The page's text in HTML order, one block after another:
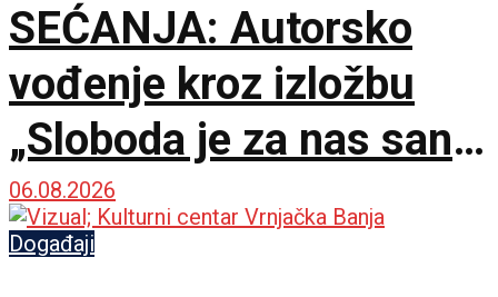
SEĆANJA: Autorsko
vođenje kroz izložbu
„Sloboda je za nas san“
u Muzeju Jugoslavije
06.08.2026
Događaji